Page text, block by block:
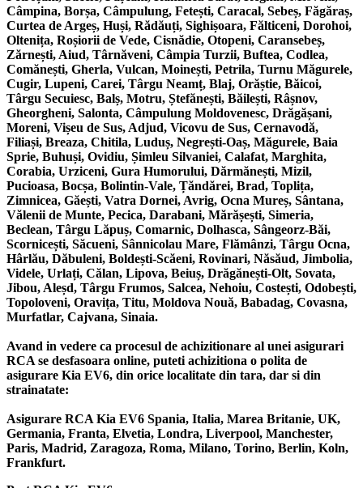
Câmpina, Borșa, Câmpulung, Fetești, Caracal, Sebeș, Făgăraș,
Curtea de Argeș, Huși, Rădăuți, Sighișoara, Fălticeni, Dorohoi,
Oltenița, Roșiorii de Vede, Cisnădie, Otopeni, Caransebeș,
Zărnești, Aiud, Târnăveni, Câmpia Turzii, Buftea, Codlea,
Comănești, Gherla, Vulcan, Moinești, Petrila, Turnu Măgurele,
Cugir, Lupeni, Carei, Târgu Neamț, Blaj, Orăștie, Băicoi,
Târgu Secuiesc, Balș, Motru, Ștefănești, Băilești, Râșnov,
Gheorgheni, Salonta, Câmpulung Moldovenesc, Drăgășani,
Moreni, Vișeu de Sus, Adjud, Vicovu de Sus, Cernavodă,
Filiași, Breaza, Chitila, Luduș, Negrești-Oaș, Măgurele, Baia
Sprie, Buhuși, Ovidiu, Șimleu Silvaniei, Calafat, Marghita,
Corabia, Urziceni, Gura Humorului, Dărmănești, Mizil,
Pucioasa, Bocșa, Bolintin-Vale, Țăndărei, Brad, Toplița,
Zimnicea, Găești, Vatra Dornei, Avrig, Ocna Mureș, Sântana,
Vălenii de Munte, Pecica, Darabani, Mărășești, Simeria,
Beclean, Târgu Lăpuș, Comarnic, Dolhasca, Sângeorz-Băi,
Scornicești, Săcueni, Sânnicolau Mare, Flămânzi, Târgu Ocna,
Hârlău, Dăbuleni, Boldești-Scăeni, Rovinari, Năsăud, Jimbolia,
Videle, Urlați, Călan, Lipova, Beiuș, Drăgănești-Olt, Sovata,
Jibou, Aleșd, Târgu Frumos, Salcea, Nehoiu, Costești, Odobești,
Topoloveni, Oravița, Titu, Moldova Nouă, Babadag, Covasna,
Murfatlar, Cajvana, Sinaia.
Avand in vedere ca procesul de achizitionare al unei asigurari
RCA se desfasoara online, puteti achizitiona o polita de
asigurare Kia EV6, din orice localitate din tara, dar si din
strainatate:
Asigurare RCA Kia EV6 Spania, Italia, Marea Britanie, UK,
Germania, Franta, Elvetia, Londra, Liverpool, Manchester,
Paris, Madrid, Zaragoza, Roma, Milano, Torino, Berlin, Koln,
Frankfurt.